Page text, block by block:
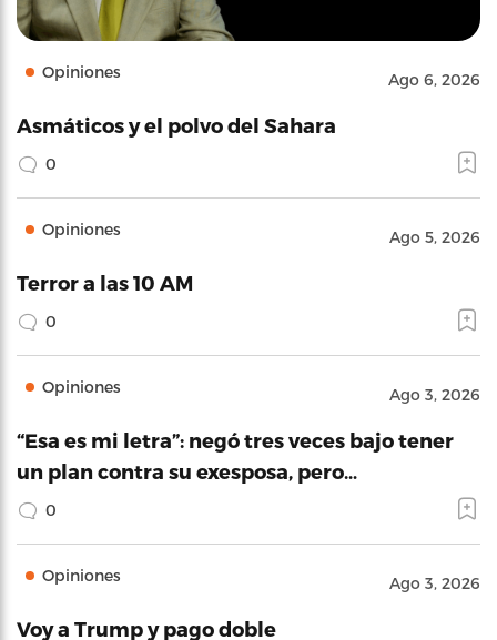
Opiniones Ago 6, 2026
Asmáticos y el polvo del Sahara
0
Opiniones Ago 5, 2026
Terror a las 10 AM
0
Opiniones Ago 3, 2026
“Esa es mi letra”: negó tres veces bajo tener
un plan contra su exesposa, pero…
0
Opiniones Ago 3, 2026
Voy a Trump y pago doble